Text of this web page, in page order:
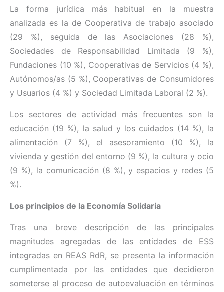
La forma jurídica más habitual en la muestra
analizada es la de Cooperativa de trabajo asociado
(29 %), seguida de las Asociaciones (28 %),
Sociedades de Responsabilidad Limitada (9 %),
Fundaciones (10 %), Cooperativas de Servicios (4 %),
Autónomos/as (5 %), Cooperativas de Consumidores
y Usuarios (4 %) y Sociedad Limitada Laboral (2 %).
Los sectores de actividad más frecuentes son la
educación (19 %), la salud y los cuidados (14 %), la
alimentación (7 %), el asesoramiento (10 %), la
vivienda y gestión del entorno (9 %), la cultura y ocio
(9 %), la comunicación (8 %), y espacios y redes (5
%).
Los principios de la Economía Solidaria
Tras una breve descripción de las principales
magnitudes agregadas de las entidades de ESS
integradas en REAS RdR, se presenta la información
cumplimentada por las entidades que decidieron
someterse al proceso de autoevaluación en términos